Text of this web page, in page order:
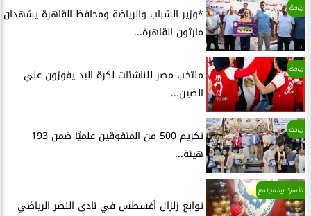
رياضة
*وزير الشباب والرياضة ومحافظ القاهرة يشهدان
مارثون القاهرة...
رياضة
منتخب مصر للناشئات لكرة اليد يفوزون علي
الصين...
رياضة
تكريم 500 من المتفوقين علميًا ضمن 193
هيئة...
الأسرة والمجتمع
توابع زلزال أغسطس في نادى النصر الرياضي